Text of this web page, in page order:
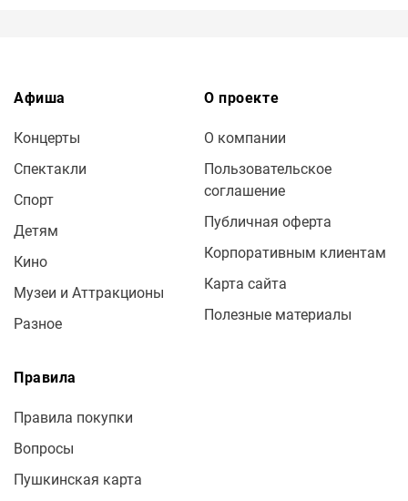
Афиша
Концерты
Спектакли
Спорт
Детям
Кино
Музеи и Аттракционы
Разное
О проекте
О компании
Пользовательское
соглашение
Публичная оферта
Корпоративным клиентам
Карта сайта
Полезные материалы
Правила
Правила покупки
Вопросы
Пушкинская карта